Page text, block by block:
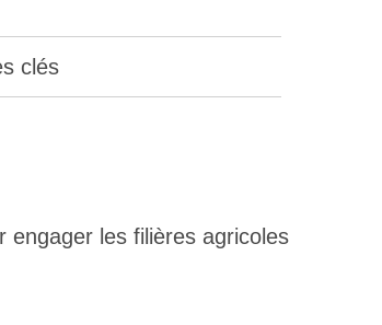
clés
engager les filières agricoles